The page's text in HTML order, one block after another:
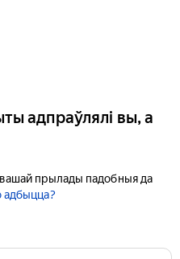
адпраўлялі вы, а
прылады падобныя да
адбыцца?